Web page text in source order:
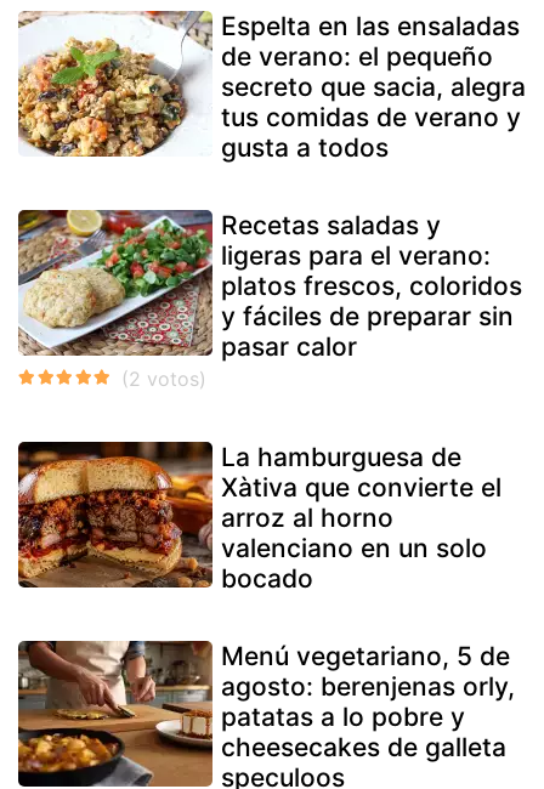
Espelta en las ensaladas
de verano: el pequeño
secreto que sacia, alegra
tus comidas de verano y
gusta a todos
Recetas saladas y
ligeras para el verano:
platos frescos, coloridos
y fáciles de preparar sin
pasar calor
La hamburguesa de
Xàtiva que convierte el
arroz al horno
valenciano en un solo
bocado
Menú vegetariano, 5 de
agosto: berenjenas orly,
patatas a lo pobre y
cheesecakes de galleta
speculoos